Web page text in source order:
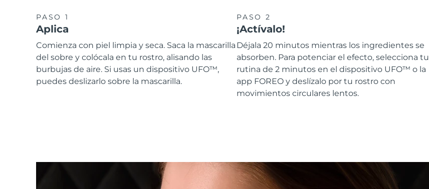
PASO 1
Aplica
Comienza con piel limpia y seca. Saca la mascarilla
del sobre y colócala en tu rostro, alisando las
burbujas de aire. Si usas un dispositivo UFO™,
puedes deslizarlo sobre la mascarilla.
PASO 2
¡Actívalo!
Déjala 20 minutos mientras los ingredientes se
absorben. Para potenciar el efecto, selecciona tu
rutina de 2 minutos en el dispositivo UFO™ o la
app FOREO y deslízalo por tu rostro con
movimientos circulares lentos.